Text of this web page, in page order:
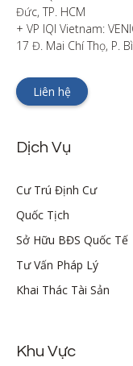
Đức, TP. HCM
+ VP IQI Vietnam:
17 Đ. Mai Chí Thọ, P.
Liên hệ
Dịch Vụ
Cư Trú Định Cư
Quốc Tịch
Sở Hữu BĐS Quốc Tế
Tư Vấn Pháp Lý
Khai Thác Tài Sản
Khu Vực